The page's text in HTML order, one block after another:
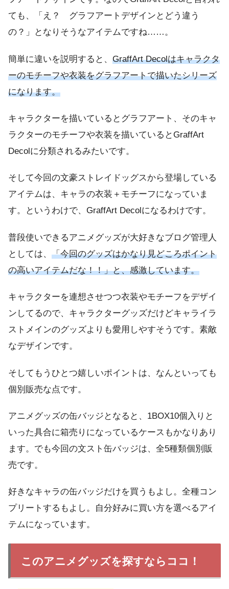
ても、「え？ グラフアートデザインとどう違う
の？」となりそうなアイテムですね……。
簡単に違いを説明すると、 GraffArt Decolはキャラクタ
ーのモチーフや衣装をグラフアートで描いたシリーズ
になります。
キャラクターを描いているとグラフアート、そのキャ
ラクターのモチーフや衣装を描いているとGraffArt
Decolに分類されるみたいです。
そして今回の文豪ストレイドッグスから登場している
アイテムは、キャラの衣装＋モチーフになっていま
す。というわけで、GraffArt Decolになるわけです。
普段使いできるアニメグッズが大好きなブログ管理人
としては、 「今回のグッズはかなり見どころポイント
の高いアイテムだな！！」と、感激しています。
キャラクターを連想させつつ衣装やモチーフをデザイ
ンしてるので、キャラクターグッズだけどキャライラ
ストメインのグッズよりも愛用しやすそうです。素敵
なデザインです。
そしてもうひとつ嬉しいポイントは、なんといっても
個別販売な点です。
アニメグッズの缶バッジとなると、1BOX10個入りと
いった具合に箱売りになっているケースもかなりあり
ます。でも今回の文スト缶バッジは、全5種類個別販
売です。
好きなキャラの缶バッジだけを買うもよし。全種コン
プリートするもよし。自分好みに買い方を選べるアイ
テムになっています。
このアニメグッズを探すならココ！